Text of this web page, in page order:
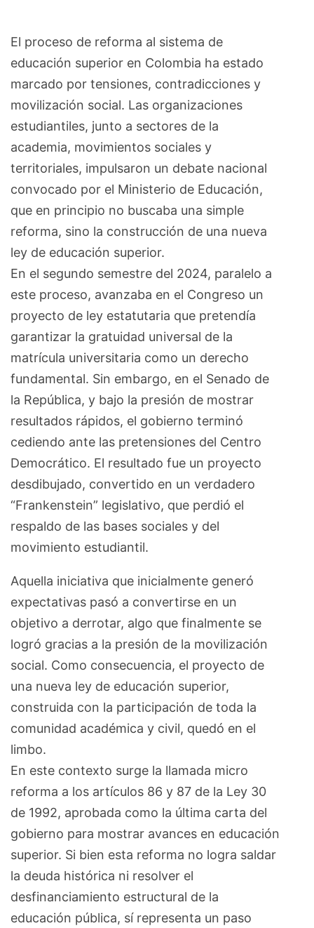
El proceso de reforma al sistema de
educación superior en Colombia ha estado
marcado por tensiones, contradicciones y
movilización social. Las organizaciones
estudiantiles, junto a sectores de la
academia, movimientos sociales y
territoriales, impulsaron un debate nacional
convocado por el Ministerio de Educación,
que en principio no buscaba una simple
reforma, sino la construcción de una nueva
ley de educación superior.
En el segundo semestre del 2024, paralelo a
este proceso, avanzaba en el Congreso un
proyecto de ley estatutaria que pretendía
garantizar la gratuidad universal de la
matrícula universitaria como un derecho
fundamental. Sin embargo, en el Senado de
la República, y bajo la presión de mostrar
resultados rápidos, el gobierno terminó
cediendo ante las pretensiones del Centro
Democrático. El resultado fue un proyecto
desdibujado, convertido en un verdadero
“Frankenstein” legislativo, que perdió el
respaldo de las bases sociales y del
movimiento estudiantil.
Aquella iniciativa que inicialmente generó
expectativas pasó a convertirse en un
objetivo a derrotar, algo que finalmente se
logró gracias a la presión de la movilización
social. Como consecuencia, el proyecto de
una nueva ley de educación superior,
construida con la participación de toda la
comunidad académica y civil, quedó en el
limbo.
En este contexto surge la llamada micro
reforma a los artículos 86 y 87 de la Ley 30
de 1992, aprobada como la última carta del
gobierno para mostrar avances en educación
superior. Si bien esta reforma no logra saldar
la deuda histórica ni resolver el
desfinanciamiento estructural de la
educación pública, sí representa un paso